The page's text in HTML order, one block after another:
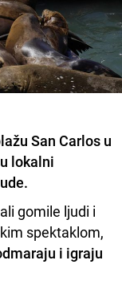
San Carlos u
lokalni
gomile ljudi i
spektaklom,
i igraju